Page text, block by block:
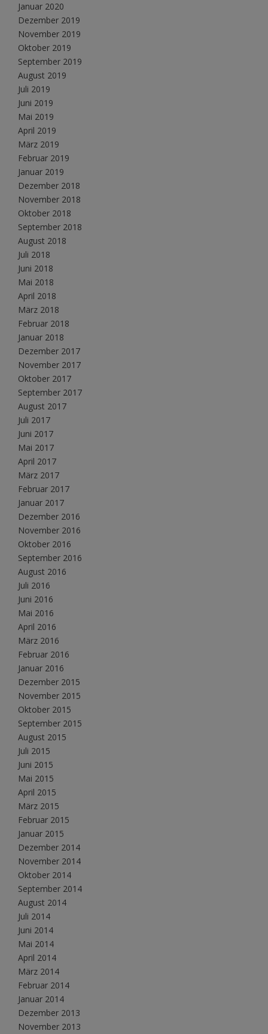
Januar 2020
Dezember 2019
November 2019
Oktober 2019
September 2019
August 2019
Juli 2019
Juni 2019
Mai 2019
April 2019
März 2019
Februar 2019
Januar 2019
Dezember 2018
November 2018
Oktober 2018
September 2018
August 2018
Juli 2018
Juni 2018
Mai 2018
April 2018
März 2018
Februar 2018
Januar 2018
Dezember 2017
November 2017
Oktober 2017
September 2017
August 2017
Juli 2017
Juni 2017
Mai 2017
April 2017
März 2017
Februar 2017
Januar 2017
Dezember 2016
November 2016
Oktober 2016
September 2016
August 2016
Juli 2016
Juni 2016
Mai 2016
April 2016
März 2016
Februar 2016
Januar 2016
Dezember 2015
November 2015
Oktober 2015
September 2015
August 2015
Juli 2015
Juni 2015
Mai 2015
April 2015
März 2015
Februar 2015
Januar 2015
Dezember 2014
November 2014
Oktober 2014
September 2014
August 2014
Juli 2014
Juni 2014
Mai 2014
April 2014
März 2014
Februar 2014
Januar 2014
Dezember 2013
November 2013